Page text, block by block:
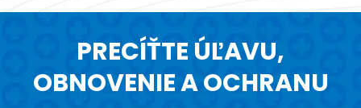
PRECÍŤTE ÚĽAVU,
OBNOVENIE A OCHRANU